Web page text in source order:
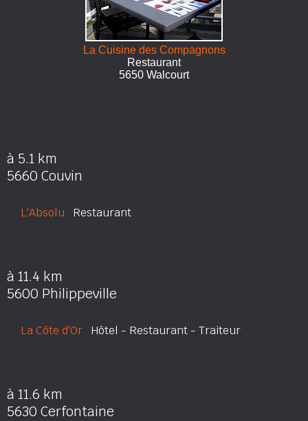
La Cuisine des Compagnons
Restaurant
5650 Walcourt
à 5.1 km
5660 Couvin
L'Absolu Restaurant
à 11.4 km
5600 Philippeville
La Côte d'Or Hôtel - Restaurant - Traiteur
à 11.6 km
5630 Cerfontaine